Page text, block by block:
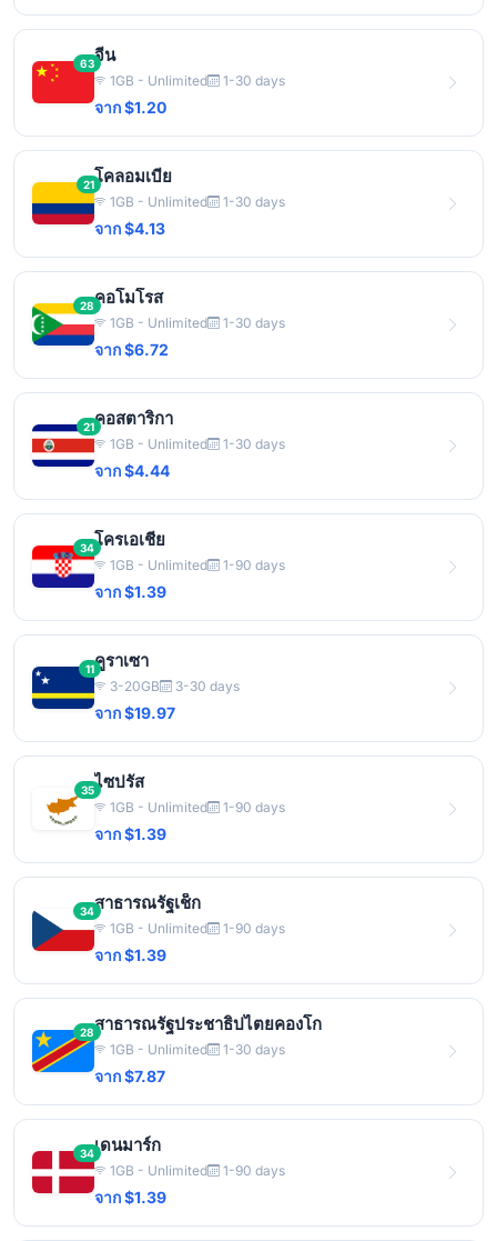
63จีน
1GB - Unlimited 1-30 days
จาก $1.20
21โคลอมเบีย
1GB - Unlimited 1-30 days
จาก $4.13
28คอโมโรส
1GB - Unlimited 1-30 days
จาก $6.72
21คอสตาริกา
1GB - Unlimited 1-30 days
จาก $4.44
34โครเอเชีย
1GB - Unlimited 1-90 days
จาก $1.39
11คูราเซา
3-20GB 3-30 days
จาก $19.97
35ไซปรัส
1GB - Unlimited 1-90 days
จาก $1.39
34สาธารณรัฐเช็ก
1GB - Unlimited 1-90 days
จาก $1.39
28สาธารณรัฐประชาธิปไตยคองโก
1GB - Unlimited 1-30 days
จาก $7.87
34เดนมาร์ก
1GB - Unlimited 1-90 days
จาก $1.39